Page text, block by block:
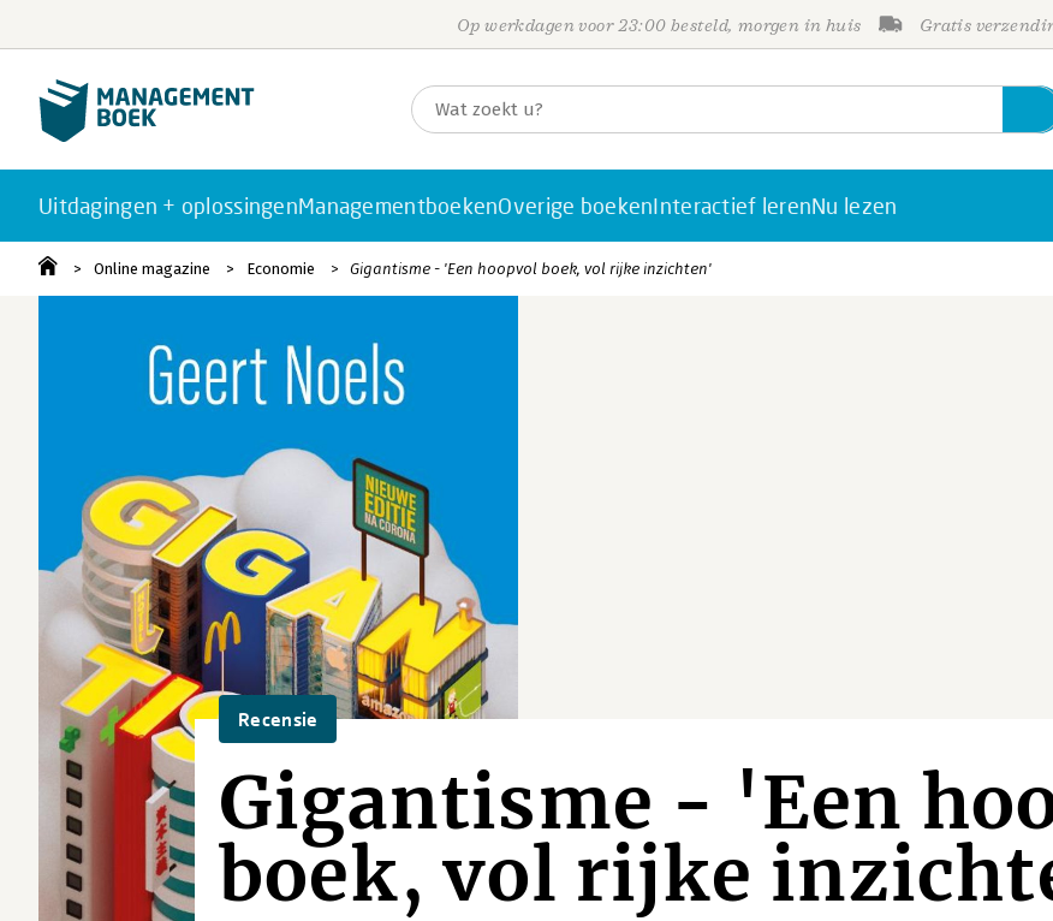
Op werkdagen voor 23:00 besteld, morgen in huis Gratis
Uitdagingen + oplossingenManagementboekenOverige boekenInteractief lerenNu lezen
Online magazine Economie Gigantisme - 'Een hoopvol boek, vol rijke inzichten'
Recensie
Gigantisme - 'Een
boek, vol rijke